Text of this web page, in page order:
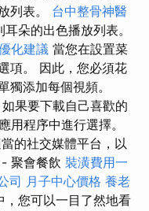
列表。 台中整骨神醫
朵的出色播放列表。
化建議 當您在設置菜
項。 因此，您必須花
獨添加每個視頻。
果要下載自己喜歡的
用程序中進行選擇。
的社交媒體平台，以
聚會餐飲 裝潢費用一
司 月子中心價格 養老
，您可以一目了然地看